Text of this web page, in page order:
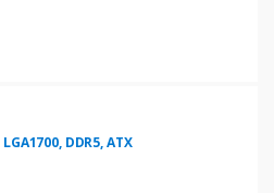
DDR5, ATX